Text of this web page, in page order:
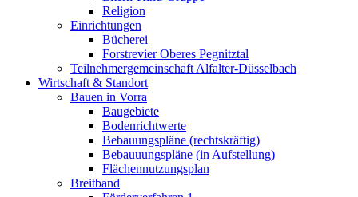
Religion
Einrichtungen
Bücherei
Forstrevier Oberes Pegnitztal
Teilnehmergemeinschaft Alfalter-Düsselbach
Wirtschaft & Standort
Bauen in Vorra
Baugebiete
Bodenrichtwerte
Bebauungspläne (rechtskräftig)
Bebauuungspläne (in Aufstellung)
Flächennutzungsplan
Breitband